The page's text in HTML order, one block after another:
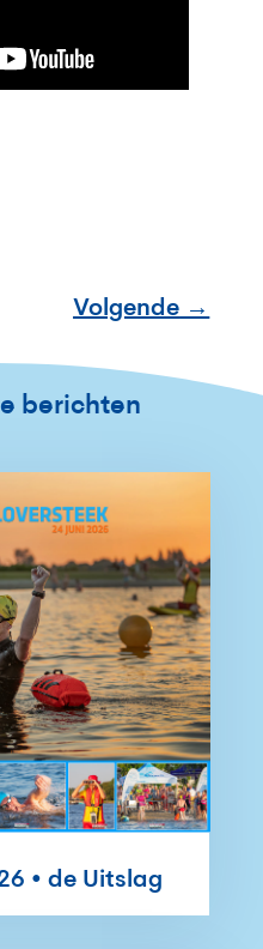
Volgende →
berichten
• de Uitslag